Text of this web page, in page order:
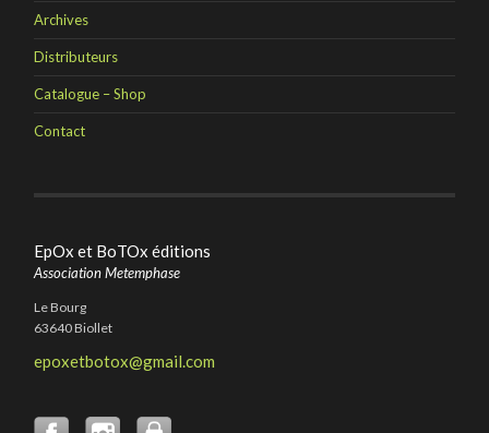
Archives
Distributeurs
Catalogue – Shop
Contact
EpOx et BoTOx éditions
Association Metemphase
Le Bourg
63640 Biollet
epoxetbotox@gmail.com